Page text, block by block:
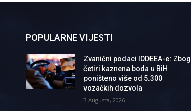
POPULARNE VIJESTI
Zvanični podaci IDDEEA-e: Zbog
četiri kaznena boda u BiH
poništeno više od 5.300
vozačkih dozvola
3 Augusta, 2026